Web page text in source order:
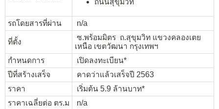
ถนนสุขุมวิท
รถโดยสารที่ผ่าน n/a
ที่ตั้ง
ซ.พร้อมมิตร ถ.สุขุมวิท แขวงคลองเตย
เหนือ เขตวัฒนา กรุงเทพฯ
กำหนดการ
เปิดลงทะเบียน*
ปีที่สร้างเสร็จ
คาดว่าแล้วเสร็จปี 2563
ราคา
เริ่มต้น 5.9 ล้านบาท*
ราคาเฉลี่ยต่อ ตร.ม
n/a